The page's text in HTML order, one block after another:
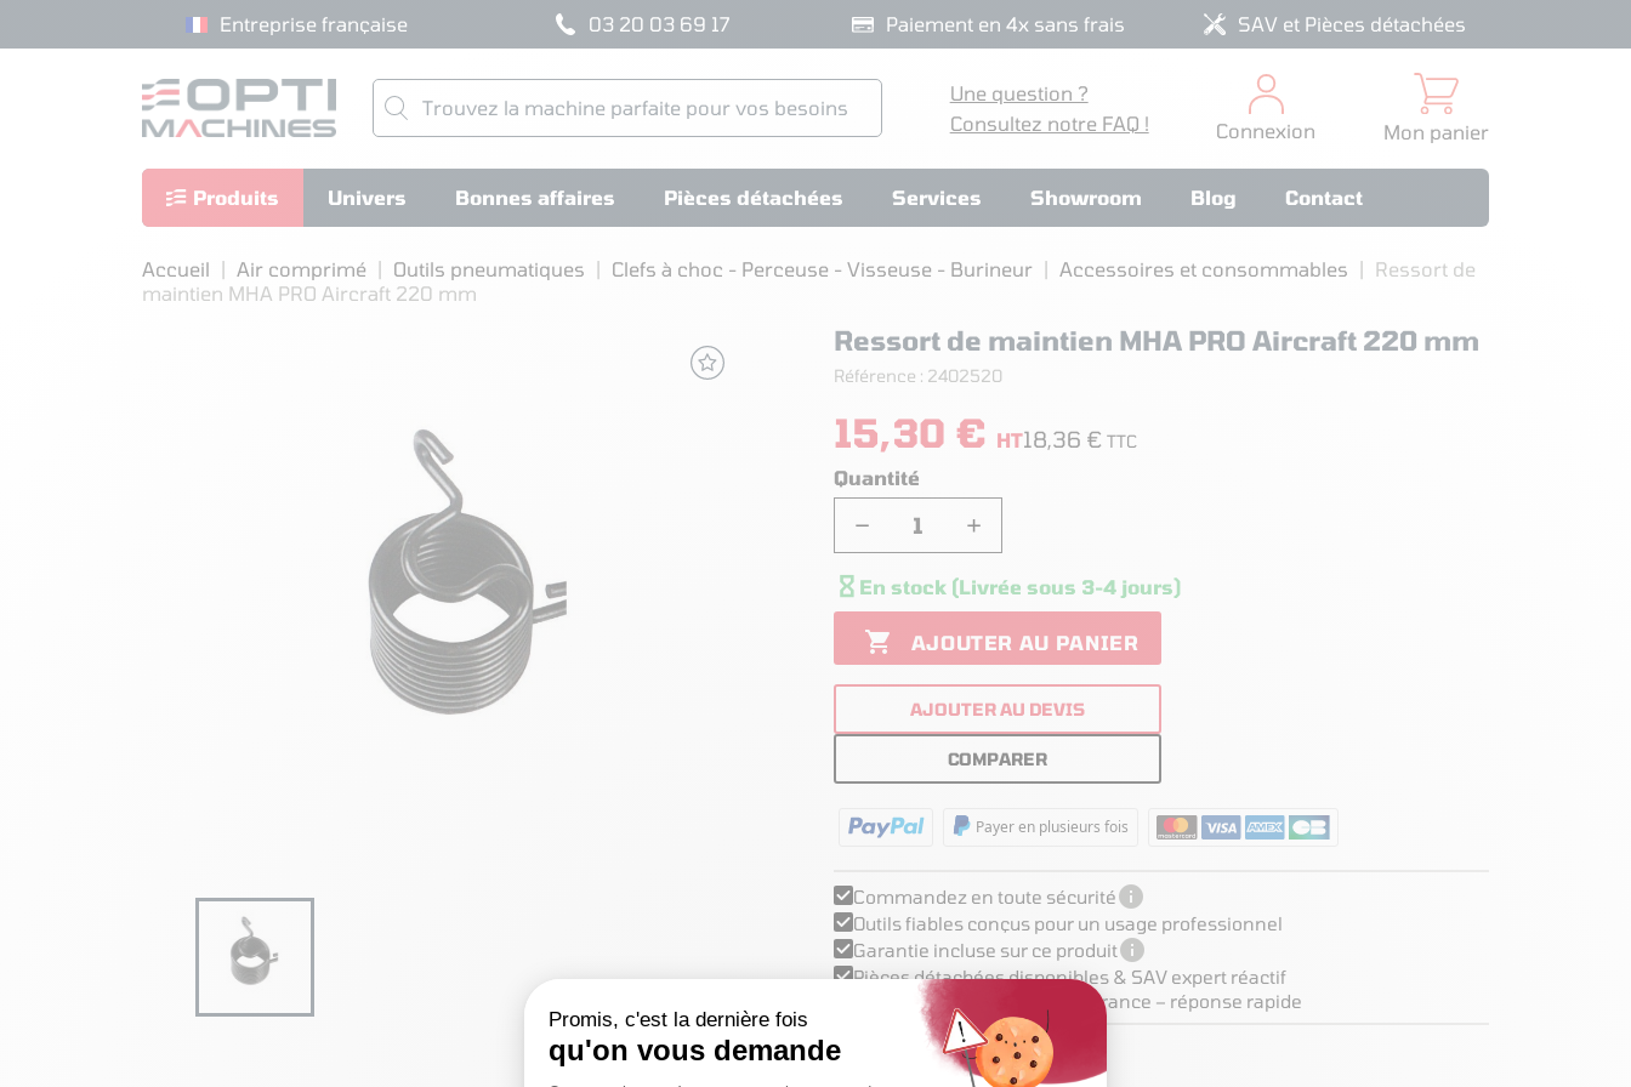
Entreprise française 03 20 03 69 17 Paiement en 4x sans frais SAV et Pièces détachées
Une question ?
Consultez notre FAQ !
Connexion Mon panier
Produits Univers Bonnes affaires Pièces détachées Services Showroom Blog Contact
Accueil Air comprimé Outils pneumatiques Clefs à choc - Perceuse - Visseuse - Burineur Accessoires et consommables
Ressort de
maintien MHA PRO Aircraft 220 mm
Ressort de maintien MHA PRO Aircraft 220 mm
Référence : 2402520
15,30 € HT18,36 € TTC
Quantité
− +
 En stock (Livrée sous 3-4 jours)
 AJOUTER AU PANIER
AJOUTER AU DEVIS
COMPARER
Payer en plusieurs fois
Commandez en toute sécurité
Outils fiables conçus pour un usage professionnel
Garantie incluse sur ce produit
Pièces détachées disponibles & SAV expert réactif
Support technique basé en France – réponse rapide